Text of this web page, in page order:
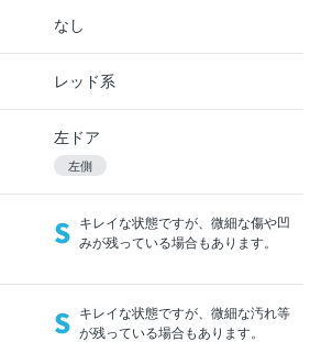
なし
レッド系
左ドア
左側
S キレイな状態ですが、微細な傷や凹
みが残っている場合もあります。
S キレイな状態ですが、微細な汚れ等
が残っている場合もあります。